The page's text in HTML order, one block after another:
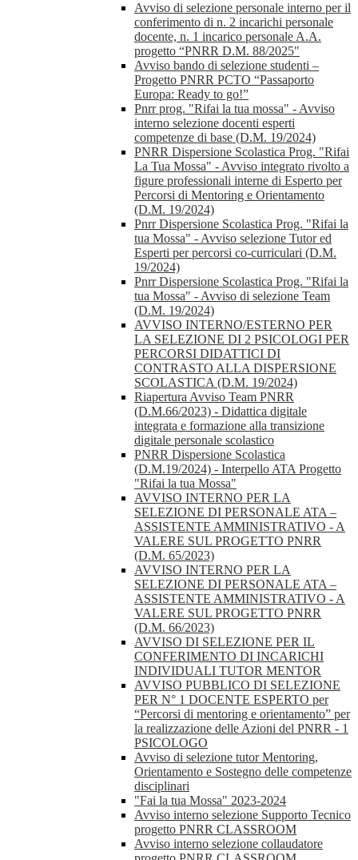
Avviso di selezione personale interno per il
conferimento di n. 2 incarichi personale
docente, n. 1 incarico personale A.A.
progetto “PNRR D.M. 88/2025"
Avviso bando di selezione studenti –
Progetto PNRR PCTO “Passaporto
Europa: Ready to go!”
Pnrr prog. "Rifai la tua mossa" - Avviso
interno selezione docenti esperti
competenze di base (D.M. 19/2024)
PNRR Dispersione Scolastica Prog. "Rifai
La Tua Mossa" - Avviso integrato rivolto a
figure professionali interne di Esperto per
Percorsi di Mentoring e Orientamento
(D.M. 19/2024)
Pnrr Dispersione Scolastica Prog. "Rifai la
tua Mossa" - Avviso selezione Tutor ed
Esperti per percorsi co-curriculari (D.M.
19/2024)
Pnrr Dispersione Scolastica Prog. "Rifai la
tua Mossa" - Avviso di selezione Team
(D.M. 19/2024)
AVVISO INTERNO/ESTERNO PER
LA SELEZIONE DI 2 PSICOLOGI PER
PERCORSI DIDATTICI DI
CONTRASTO ALLA DISPERSIONE
SCOLASTICA (D.M. 19/2024)
Riapertura Avviso Team PNRR
(D.M.66/2023) - Didattica digitale
integrata e formazione alla transizione
digitale personale scolastico
PNRR Dispersione Scolastica
(D.M.19/2024) - Interpello ATA Progetto
"Rifai la tua Mossa"
AVVISO INTERNO PER LA
SELEZIONE DI PERSONALE ATA –
ASSISTENTE AMMINISTRATIVO - A
VALERE SUL PROGETTO PNRR
(D.M. 65/2023)
AVVISO INTERNO PER LA
SELEZIONE DI PERSONALE ATA –
ASSISTENTE AMMINISTRATIVO - A
VALERE SUL PROGETTO PNRR
(D.M. 66/2023)
AVVISO DI SELEZIONE PER IL
CONFERIMENTO DI INCARICHI
INDIVIDUALI TUTOR MENTOR
AVVISO PUBBLICO DI SELEZIONE
PER N° 1 DOCENTE ESPERTO per
“Percorsi di mentoring e orientamento” per
la realizzazione delle Azioni del PNRR - 1
PSICOLOGO
Avviso di selezione tutor Mentoring,
Orientamento e Sostegno delle competenze
disciplinari
"Fai la tua Mossa" 2023-2024
Avviso interno selezione Supporto Tecnico
progetto PNRR CLASSROOM
Avviso interno selezione collaudatore